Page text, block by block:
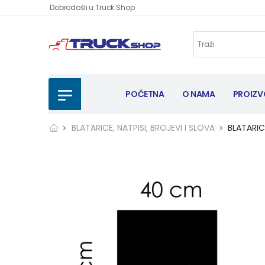
Dobrodošli u Truck Shop
POČETNA O NAMA
BLATARICE, NATPISI, BROJEVI I SLOVA